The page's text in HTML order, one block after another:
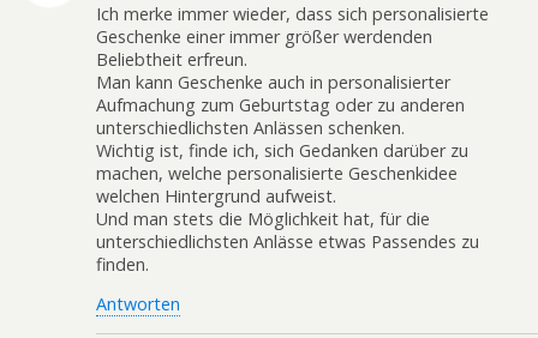
Ich merke immer wieder, dass sich personalisierte
Geschenke einer immer größer werdenden
Beliebtheit erfreun.
Man kann Geschenke auch in personalisierter
Aufmachung zum Geburtstag oder zu anderen
unterschiedlichsten Anlässen schenken.
Wichtig ist, finde ich, sich Gedanken darüber zu
machen, welche personalisierte Geschenkidee
welchen Hintergrund aufweist.
Und man stets die Möglichkeit hat, für die
unterschiedlichsten Anlässe etwas Passendes zu
finden.
Antworten